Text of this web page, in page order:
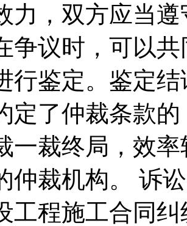
力，双方应当
争议时，可以
行鉴定。鉴定
定了仲裁条款
一裁终局，效
仲裁机构。 诉
工程施工合同